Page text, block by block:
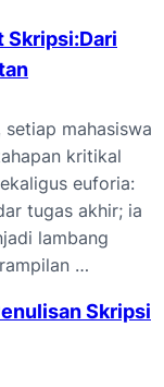
Skripsi:Dari
mahasiswa
kritikal
euforia:
tugas akhir; ia
lambang
…
Skripsi